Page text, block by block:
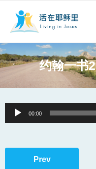
事工概要
阅读文章
约翰一书
Audio
Player
00:00
Prev